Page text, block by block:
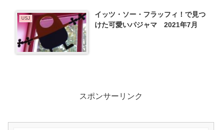
USJ
イッツ・ソー・フラッフィ！で見つ
けた可愛いパジャマ 2021年7月
スポンサーリンク